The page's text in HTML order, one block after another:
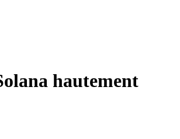
hautement